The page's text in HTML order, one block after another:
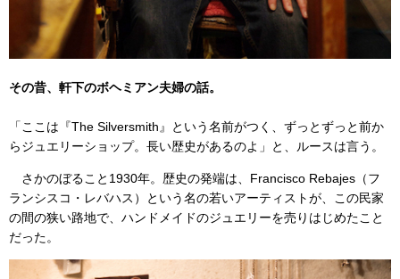
その昔、軒下のボヘミアン夫婦の話。
「ここは『The Silversmith』という名前がつく、ずっとずっと前か
らジュエリーショップ。長い歴史があるのよ」と、ルースは言う。
さかのぼること1930年。歴史の発端は、Francisco Rebajes（フ
ランシスコ・レバハス）という名の若いアーティストが、この民家
の間の狭い路地で、ハンドメイドのジュエリーを売りはじめたこと
だった。